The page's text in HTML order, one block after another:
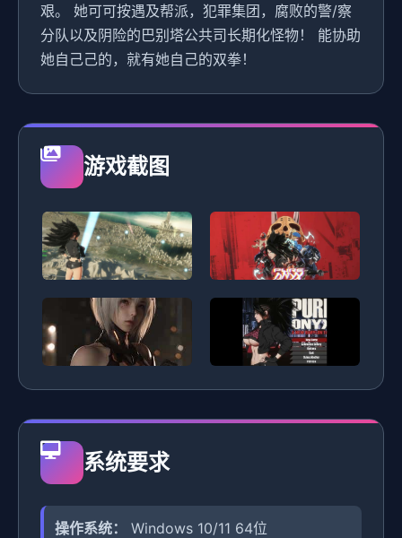
艰。 她可可按遇及帮派，犯罪集团，腐败的警/察
分队以及阴险的巴别塔公共司长期化怪物！ 能协助
她自己己的，就有她自己的双拳！
游戏截图
系统要求
操作系统： Windows 10/11 64位